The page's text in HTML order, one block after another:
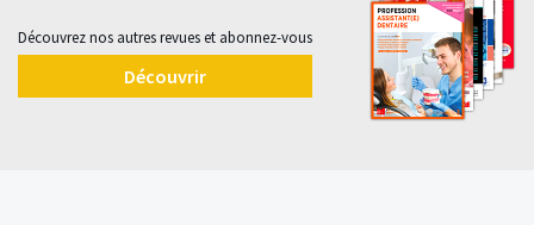
Découvrez nos autres revues et abonnez-vous
Découvrir